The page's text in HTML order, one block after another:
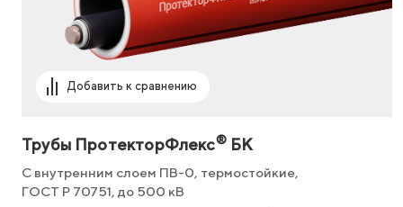
Добавить к сравнению
®